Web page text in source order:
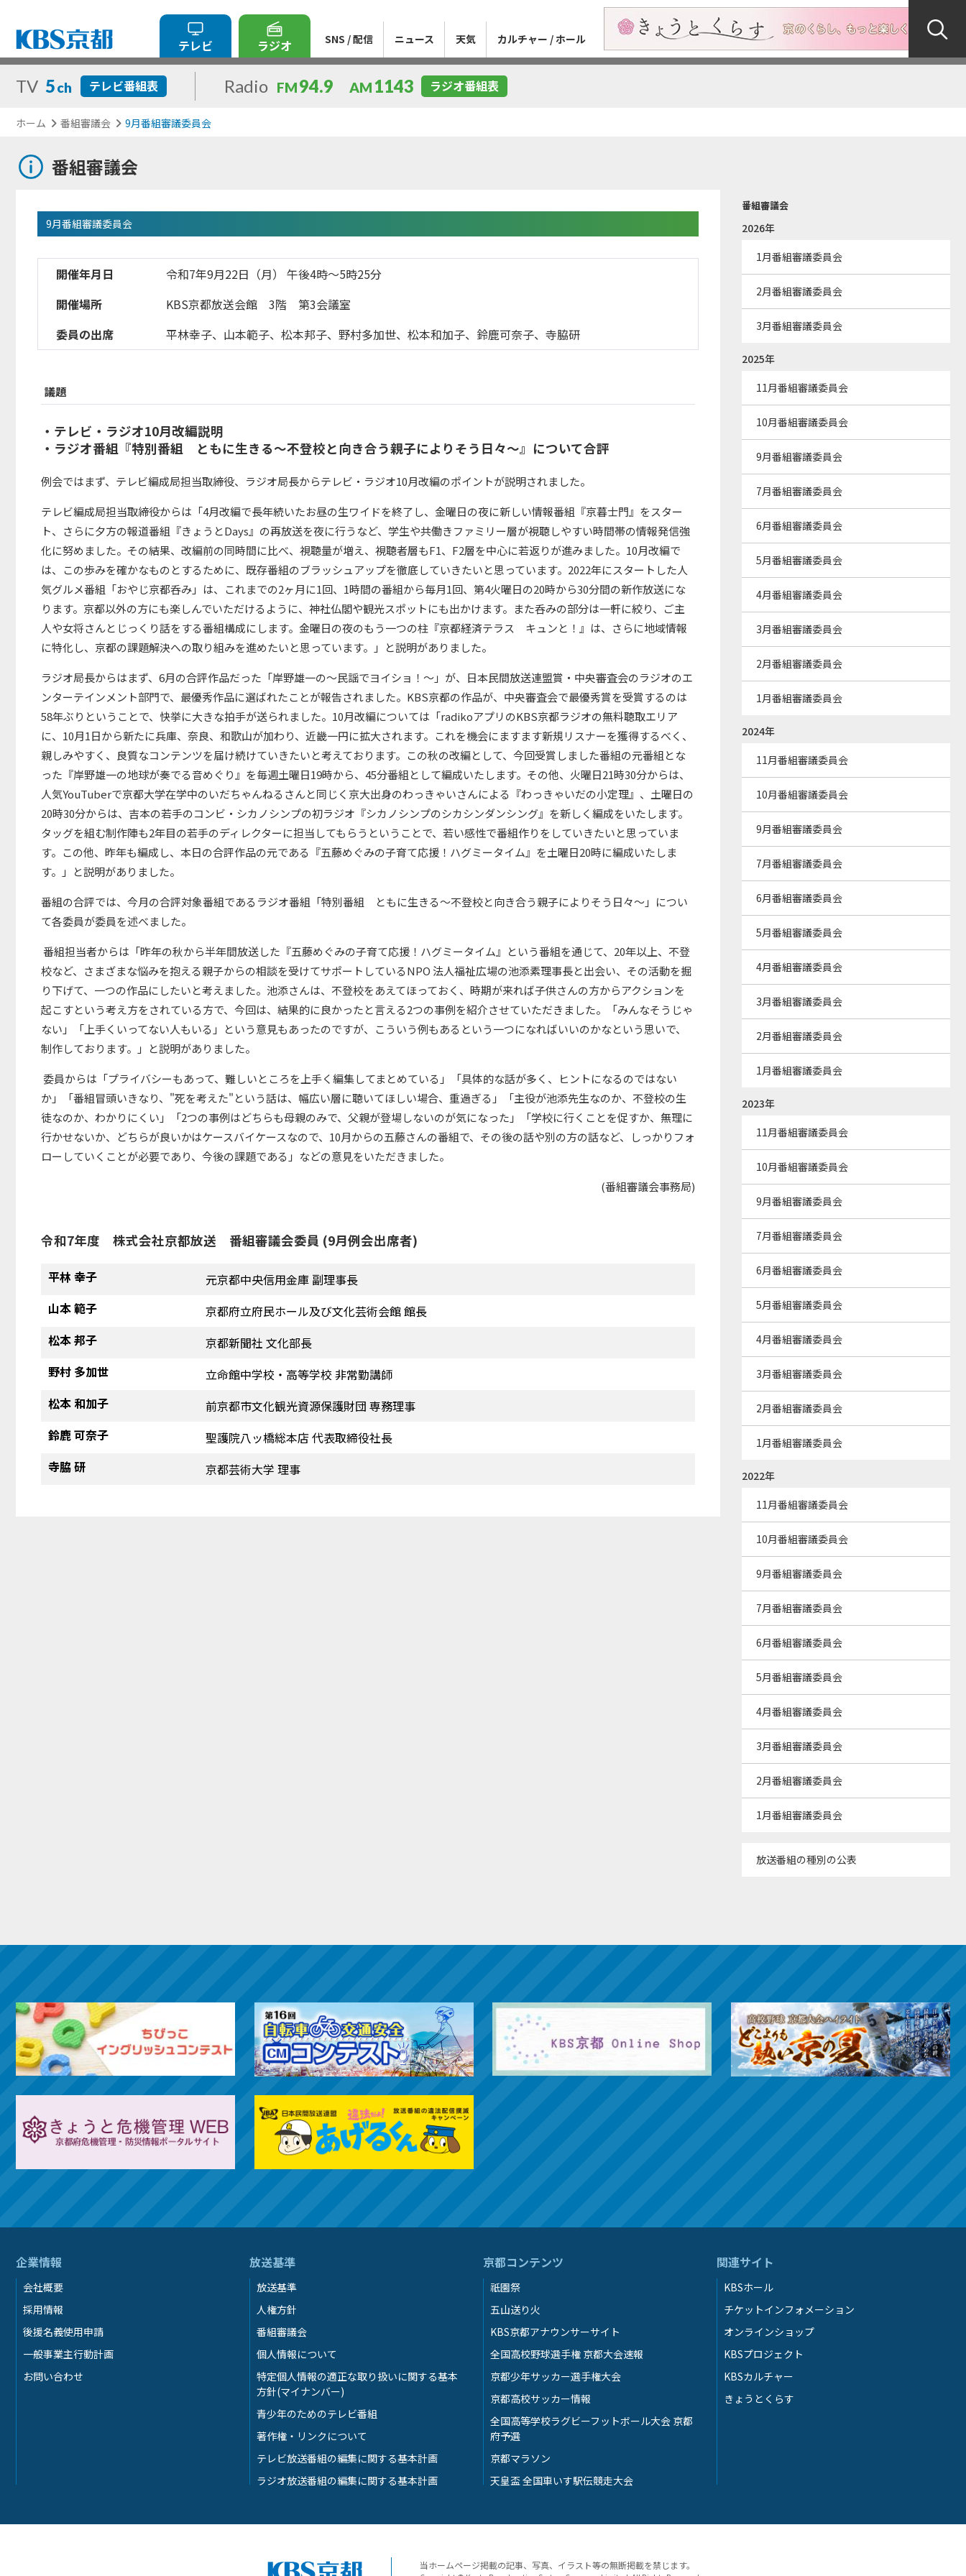
テレビ ラジオ SNS / 配信 ニュース 天気 カルチャー / ホール
TV 5ch テレビ番組表 Radio FM94.9 AM1143 ラジオ番組表
ホーム 番組審議会 9月番組審議委員会
番組審議会
9月番組審議委員会
開催年月日
令和7年9月22日（月） 午後4時～5時25分
開催場所
KBS京都放送会館 3階 第3会議室
委員の出席
平林幸子、山本範子、松本邦子、野村多加世、松本和加子、鈴鹿可奈子、寺脇研
議題
・テレビ・ラジオ10月改編説明
・ラジオ番組『特別番組 ともに生きる～不登校と向き合う親子によりそう日々～』について合評
例会ではまず、テレビ編成局担当取締役、ラジオ局長からテレビ・ラジオ10月改編のポイントが説明されました。
テレビ編成局担当取締役からは「4月改編で長年続いたお昼の生ワイドを終了し、金曜日の夜に新しい情報番組『京暮士門』をスター
ト、さらに夕方の報道番組『きょうとDays』の再放送を夜に行うなど、学生や共働きファミリー層が視聴しやすい時間帯の情報発信強
化に努めました。その結果、改編前の同時間に比べ、視聴量が増え、視聴者層もF1、F2層を中心に若返りが進みました。10月改編で
は、この歩みを確かなものとするために、既存番組のブラッシュアップを徹底していきたいと思っています。2022年にスタートした人
気グルメ番組「おやじ京都呑み」は、これまでの2ヶ月に1回、1時間の番組から毎月1回、第4火曜日の20時から30分間の新作放送にな
ります。京都以外の方にも楽しんでいただけるように、神社仏閣や観光スポットにも出かけます。また呑みの部分は一軒に絞り、ご主
人や女将さんとじっくり話をする番組構成にします。金曜日の夜のもう一つの柱『京都経済テラス キュンと！』は、さらに地域情報
に特化し、京都の課題解決への取り組みを進めたいと思っています。」と説明がありました。
ラジオ局長からはまず、6月の合評作品だった「岸野雄一の～民謡でヨイショ！～」が、日本民間放送連盟賞・中央審査会のラジオのエ
ンターテインメント部門で、最優秀作品に選ばれたことが報告されました。KBS京都の作品が、中央審査会で最優秀賞を受賞するのは
58年ぶりということで、快挙に大きな拍手が送られました。10月改編については「radikoアプリのKBS京都ラジオの無料聴取エリア
に、10月1日から新たに兵庫、奈良、和歌山が加わり、近畿一円に拡大されます。これを機会にますます新規リスナーを獲得するべく、
親しみやすく、良質なコンテンツを届け続けていきたいと考えております。この秋の改編として、今回受賞しました番組の元番組とな
った『岸野雄一の地球が奏でる音めぐり』を毎週土曜日19時から、45分番組として編成いたします。その他、火曜日21時30分からは、
人気YouTuberで京都大学在学中のいだちゃんねるさんと同じく京大出身のわっきゃいさんによる『わっきゃいだの小定理』、土曜日の
20時30分からは、吉本の若手のコンビ・シカノシンプの初ラジオ『シカノシンプのシカシンダンシング』を新しく編成をいたします。
タッグを組む制作陣も2年目の若手のディレクターに担当してもらうということで、若い感性で番組作りをしていきたいと思っていま
す。この他、昨年も編成し、本日の合評作品の元である『五藤めぐみの子育て応援！ハグミータイム』を土曜日20時に編成いたしま
す。」と説明がありました。
番組の合評では、今月の合評対象番組であるラジオ番組「特別番組 ともに生きる～不登校と向き合う親子によりそう日々～」につい
て各委員が委員を述べました。
番組担当者からは「昨年の秋から半年間放送した『五藤めぐみの子育て応援！ハグミータイム』という番組を通じて、20年以上、不登
校など、さまざまな悩みを抱える親子からの相談を受けてサポートしているNPO 法人福祉広場の池添素理事長と出会い、その活動を掘
り下げて、一つの作品にしたいと考えました。池添さんは、不登校をあえてほっておく、時期が来れば子供さんの方からアクションを
起こすという考え方をされている方で、今回は、結果的に良かったと言える2つの事例を紹介させていただきました。「みんなそうじゃ
ない」「上手くいってない人もいる」という意見もあったのですが、こういう例もあるという一つになればいいのかなという思いで、
制作しております。」と説明がありました。
委員からは「プライバシーもあって、難しいところを上手く編集してまとめている」「具体的な話が多く、ヒントになるのではない
か」「番組冒頭いきなり、"死を考えた"という話は、幅広い層に聴いてほしい場合、重過ぎる」「主役が池添先生なのか、不登校の生
徒なのか、わかりにくい」「2つの事例はどちらも母親のみで、父親が登場しないのが気になった」「学校に行くことを促すか、無理に
行かせないか、どちらが良いかはケースバイケースなので、10月からの五藤さんの番組で、その後の話や別の方の話など、しっかりフォ
ローしていくことが必要であり、今後の課題である」などの意見をいただきました。
(番組審議会事務局)
令和7年度 株式会社京都放送 番組審議会委員 (9月例会出席者)
平林 幸子
元京都中央信用金庫 副理事長
山本 範子
京都府立府民ホール及び文化芸術会館 館長
松本 邦子
京都新聞社 文化部長
野村 多加世
立命館中学校・高等学校 非常勤講師
松本 和加子
前京都市文化観光資源保護財団 専務理事
鈴鹿 可奈子
聖護院八ッ橋総本店 代表取締役社長
寺脇 研
京都芸術大学 理事
番組審議会
2026年
1月番組審議委員会
2月番組審議委員会
3月番組審議委員会
2025年
11月番組審議委員会
10月番組審議委員会
9月番組審議委員会
7月番組審議委員会
6月番組審議委員会
5月番組審議委員会
4月番組審議委員会
3月番組審議委員会
2月番組審議委員会
1月番組審議委員会
2024年
11月番組審議委員会
10月番組審議委員会
9月番組審議委員会
7月番組審議委員会
6月番組審議委員会
5月番組審議委員会
4月番組審議委員会
3月番組審議委員会
2月番組審議委員会
1月番組審議委員会
2023年
11月番組審議委員会
10月番組審議委員会
9月番組審議委員会
7月番組審議委員会
6月番組審議委員会
5月番組審議委員会
4月番組審議委員会
3月番組審議委員会
2月番組審議委員会
1月番組審議委員会
2022年
11月番組審議委員会
10月番組審議委員会
9月番組審議委員会
7月番組審議委員会
6月番組審議委員会
5月番組審議委員会
4月番組審議委員会
3月番組審議委員会
2月番組審議委員会
1月番組審議委員会
放送番組の種別の公表
企業情報
会社概要
採用情報
後援名義使用申請
一般事業主行動計画
お問い合わせ
放送基準
放送基準
人権方針
番組審議会
個人情報について
特定個人情報の適正な取り扱いに関する基本
方針(マイナンバー)
青少年のためのテレビ番組
著作権・リンクについて
テレビ放送番組の編集に関する基本計画
ラジオ放送番組の編集に関する基本計画
京都コンテンツ
祇園祭
五山送り火
KBS京都アナウンサーサイト
全国高校野球選手権 京都大会速報
京都少年サッカー選手権大会
京都高校サッカー情報
全国高等学校ラグビーフットボール大会 京都
府予選
京都マラソン
天皇盃 全国車いす駅伝競走大会
関連サイト
KBSホール
チケットインフォメーション
オンラインショップ
KBSプロジェクト
KBSカルチャー
きょうとくらす
当ホームページ掲載の記事、写真、イラスト等の無断掲載を禁じます。